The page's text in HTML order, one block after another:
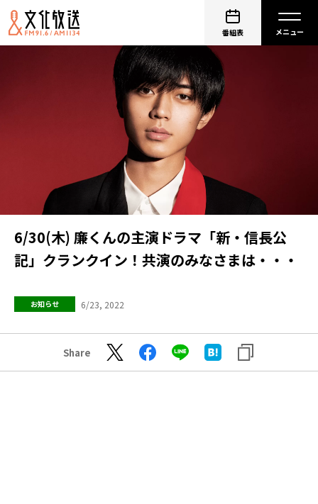
番組表
6/30(木) 廉くんの主演ドラマ「新・信長公
記」クランクイン！共演のみなさまは・・・
お知らせ 6/23, 2022
Share